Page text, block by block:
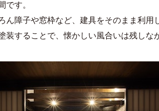
です。
ん障子や窓枠など、建具をそのまま利用
装することで、懐かしい風合いは残しな